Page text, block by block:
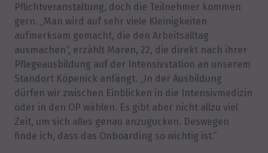
Pflichtveranstaltung, doch die Teilnehmer kommen
gern. „Man wird auf sehr viele Kleinigkeiten
aufmerksam gemacht, die den Arbeitsalltag
ausmachen“, erzählt Maren, 22, die direkt nach ihrer
Pflegeausbildung auf der Intensivstation an unserem
Standort Köpenick anfängt. „In der Ausbildung
dürfen wir zwischen Einblicken in die Intensivmedizin
oder in den OP wählen. Es gibt aber nicht allzu viel
Zeit, um sich alles genau anzugucken. Deswegen
finde ich, dass das Onboarding so wichtig ist.“